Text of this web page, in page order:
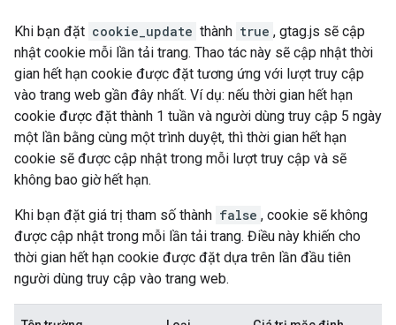
Khi bạn đặt cookie_update thành true , gtag.js sẽ cập
nhật cookie mỗi lần tải trang. Thao tác này sẽ cập nhật thời
gian hết hạn cookie được đặt tương ứng với lượt truy cập
vào trang web gần đây nhất. Ví dụ: nếu thời gian hết hạn
cookie được đặt thành 1 tuần và người dùng truy cập 5 ngày
một lần bằng cùng một trình duyệt, thì thời gian hết hạn
cookie sẽ được cập nhật trong mỗi lượt truy cập và sẽ
không bao giờ hết hạn.
Khi bạn đặt giá trị tham số thành false , cookie sẽ không
được cập nhật trong mỗi lần tải trang. Điều này khiến cho
thời gian hết hạn cookie được đặt dựa trên lần đầu tiên
người dùng truy cập vào trang web.